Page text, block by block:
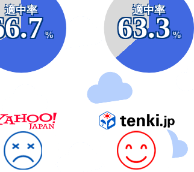
適中率
%
適中率
63.3
%